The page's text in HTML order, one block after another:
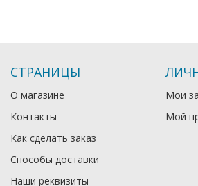
СТРАНИЦЫ
О магазине
Контакты
Как сделать заказ
Способы доставки
Наши реквизиты
Мои
Мой